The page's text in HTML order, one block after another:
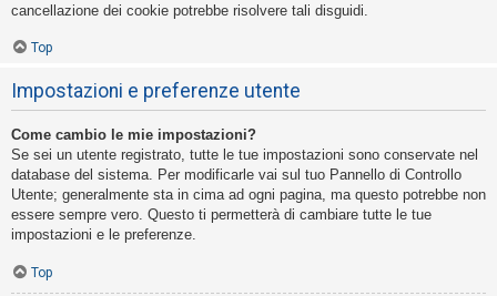
cancellazione dei cookie potrebbe risolvere tali disguidi.
Top
Impostazioni e preferenze utente
Come cambio le mie impostazioni?
Se sei un utente registrato, tutte le tue impostazioni sono conservate nel
database del sistema. Per modificarle vai sul tuo Pannello di Controllo
Utente; generalmente sta in cima ad ogni pagina, ma questo potrebbe non
essere sempre vero. Questo ti permetterà di cambiare tutte le tue
impostazioni e le preferenze.
Top